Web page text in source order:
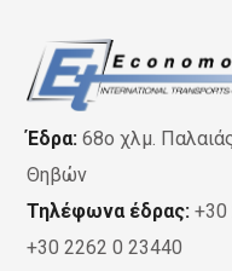
Έδρα: 68ο χλμ.
Θηβών
Τηλέφωνα έδρας:+30
+30 2262 0 23440